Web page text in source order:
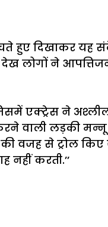
हुए दिखाकर यह
लोगों ने
एक्ट्रेस ने
वाली लड़की
वजह से ट्रोल किए
करती.’’